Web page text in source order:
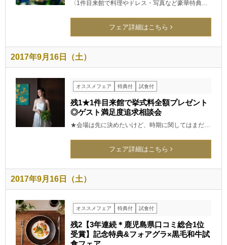
〈1件目来館で料理やドレス・写真など豪華特典…
フェア詳細はこちら
2017年9月16日（土）
オススメフェア 特典付 試食付
残1★1件目来館で挙式料全額プレゼント
◎ゲスト満足度追求相談会
★会場は先に決めたいけど、時期に関してはまだ…
フェア詳細はこちら
2017年9月16日（土）
オススメフェア 特典付 試食付
残2【3年連続＊鹿児島県口コミ総合1位
受賞】記念特典&フォアグラ×黒毛和牛試